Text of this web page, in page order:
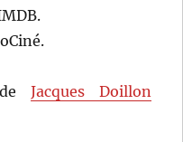
Jacques Doillon